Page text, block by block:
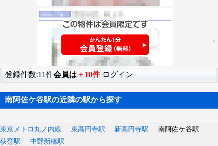
登録件数:11件会員は ＋10件 ログイン
南阿佐ケ谷駅の近隣の駅から探す
東京メトロ丸ノ内線 東高円寺駅 新高円寺駅
南阿佐ケ谷駅
荻窪駅
中野新橋駅